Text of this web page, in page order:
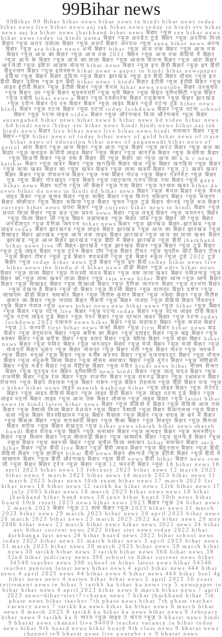
99Bihar news
99Bihar 99 Bihar bihar news bihar news in hindi bihar news today
bihar news live bihar news aaj tak bihar news today in hindi etv bihar
news aaj ka bihar news jharkhand bihar news बिहार न्यूस zee bihar news
bihar news today in hindi patna बिहार न्यूज़ अपडेट टुडे बिहार न्यूज़ अररिया जिला
बिहार न्यूज़ अमर उजाला बिहार न्यूज़ अलर्ट बिहार अपराध न्यूज़ apna bihar news अपना
बिहार न्यूज़ ara bihar news अभी बिहार bihar न्यूज़ आज तक बिहार न्यूज़ आज तक
बिहार न्यूज़ आज का बिहार न्यूज़ आज तक 2021 बिहार न्यूज़ आज तक वीडियो में बिहार
न्यूज़ आज के बिहार न्यूज़ आज का ताजा बिहार न्यूज़ आवास योजना बिहार न्यूज़ आरा बिहार
आरजेडी न्यूज़ इंदिरा आवास योजना bihar news बिहार न्यूज़ इन हिंदी बिहार न्यूज़ इन हिंदी
हिंदुस्तान बिहार न्यूज़ इलेक्शन bihar news e paper in hindi bihar newspaper
इंडिया न्यूज़ बिहार बिहार इंडिया न्यूज़ बिहार झारखंड न्यूज़ इन हिंदी बिहार मौसम न्यूज़ इन
हिंदी बिहार पुलिस न्यूज़ इन हिंदी bihar news i hindi बिहार ईटीवी न्यूज़ ईटीवी बिहार न्यूज़
लाइव ईटीवी बिहार न्यूज़ ईटीवी बिहार न्यूज़ चैनल bihar news youtube बिहार उपचुनाव
न्यूज़ बिहार उप न्यूज़ बिहार मुख्यमंत्री न्यूज़ यूपी बिहार न्यूज़ बिहार यूनिवर्सिटी न्यूज़ बिहार
न्यूज़ एबीपी bihar news a बिहार न्यूज़ एक्सप्रेस बिहार एजुकेशन न्यूज़ बिहार झारखंड
न्यूज़ एटिन बिहार ऐप एम बिहार बिहार न्यूज़ लाइव बिहार न्यूज़ पटना टुडे bihar news
hindi बिहार न्यूज़ पटना बिहार न्यूज़ पटना today lockdown बिहार न्यूज़ पटना school
बिहार न्यूज़ पटना लाइव video बिहार न्यूज़ औरंगाबाद जिला औरंगाबाद न्यूज़ बिहार
aurangabad bihar news bihar news h bihar news hd video bihar news
hd hindi news /bihar etv bihar news hindi hindi news bihar aaj tak
hindi news बिहार live bihar news live bihar news hindi समाचार बिहार न्यूज़
बिहार+न्यूज़ bihar news of today bihar news of gold bihar news of train
bihar news of education bihar news of anganwadi bihar news of
petrol आरा बिहार न्यूज़ आज बिहार न्यूज़ आरा न्यूज़ बिहार न्यूज़ करंट बिहार न्यूज़ कल का
बिहार न्यूज़ क्राइम केजीपी लाइव बिहार न्यूज़ बिहार न्यूज़ कांग्रेस बिहार न्यूज़ केसरिया बिहार
न्यूज़ किडनी बिहार न्यूज़ क्या है बिहार की न्यूज़ बिहार का न्यूज़ आज का k b c news
katihar बिहार न्यूज़ खबर बिहार न्यूज़ खगड़िया बिहार खेल न्यूज़ बिहार खगड़िया न्यूज़ बिहार
न्यूज़ ताजा खबर बिहार का न्यूज़ खबर बिहार न्यूज़ ताजा खबरी बिहार न्यूज़ 25 खबर खबर
बिहार बिहार न्यूज़ गोपालगंज बिहार न्यूज़ गया बिहार गोल्ड न्यूज़ बिहार गवर्नमेंट न्यूज़ बिहार
गुड न्यूज़ बिहार गोरखपुर न्यूज़ बिहार न्यूज़ व्हाट्सप्प ग्रुप लिंक गया बिहार न्यूज़ gaya
bihar news बिहार घटना न्यूज़ जी बिहार न्यूज़ गया बिहार न्यूज़ प्रभात खबर bihar da
news bihar da news in hindi dd bihar news बिहार न्यूज़ चैनल बिहार न्यूज़ चैनल
लाइव बिहार न्यूज़ चुनाव बिहार न्यूज़ चाहिए बिहार न्यूज़ चिराग पासवान बिहार न्यूज़ चंपारण
बिहार चौकीदार न्यूज़ बिहार चकिया न्यूज़ बिहार चुनाव न्यूज़ टुडे बिहार चेन्नई न्यूज़ चल बिहार
current bihar news छपरा बिहार न्यूज़ current bihar news in hindi बिहार न्यूज़
छपरा जिला बिहार न्यूज़ छठ पूजा छपरा news बिहार न्यूज़ जमुई बिहार न्यूज़ जयनगर बिहार
न्यूज़ जिला बिहार जी न्यूज़ बिहार जहानाबाद न्यूज़ बिहार जॉब न्यूज़ बिहार ज़ी न्यूज़ बिहार
जगदीशपुर न्यूज़ दैनिक जागरण bihar news बिहार न्यूज़ झारखंड बिहार-झारखंड न्यूज़
लाइव today बिहार झारखण्ड न्यूज़ लाइव बिहार झारखंड न्यूज़ आज का बिहार झारखंड न्यूज़
दिखाइए बिहार झारखंड न्यूज़ आज तक लाइव बिहार झारखंड न्यूज़ आज का ताजा खबर बिहार
झारखंड न्यूज़ आज बिहार झारखंड न्यूज़ हिंदी में बिहार झारखंड न्यूज़ हिंदी jharkhand
bihar news live जी बिहार-झारखंड न्यूज़ झारखंड बिहार न्यूज़ बिहार न्यूज़ टुडे बिहार
न्यूज़ टुडे लाइव बिहार न्यूज़ ट्रेन बिहार टॉप न्यूज़ बिहार टीचर न्यूज़ सुप्रीम कोर्ट बिहार टीचर
न्यूज़ बिहार टीचर न्यूज़ टुडे बिहार शराबबंदी न्यूज़ टुडे बिहार स्कूल न्यूज़ टुडे 2022 टुडे
बिहार न्यूज़ today bihar news टुडे बिहार न्यूज़ इन हिंदी today bihar news live
bihar news the hindu d d bihar news डीडी बिहार न्यूज़ ndtv bihar news
बिहार न्यूज़ ताजा बिहार न्यूज़ तेजस्वी यादव बिहार न्यूज़ तक ताजा खबर बिहार तमिलनाडु न्यूज़
बिहार का न्यूज़ ताजा खबर ताजा बिहार न्यूज़ taja news bihar बिहार थाना न्यूज़ थाना बिहार
बिहार न्यूज़ दिखाइए बिहार न्यूज़ दिखाओ बिहार न्यूज़ दैनिक जागरण बिहार न्यूज़ दरभंगा बिहार
न्यूज़ देखना है बिहार न्यूज़ दो बिहार न्यूज़ दिल्ली बिहार न्यूज़ दानापुर बिहार दर्शन न्यूज़
सासाराम डीडी बिहार समाचार बिहार न्यूज़ नीतीश कुमार बिहार न्यूज़ नवादा बिहार न्यूज़ नीतीश
कुमार का बिहार न्यूज़ नालंदा बिहार नौकरी न्यूज़ बिहार नालंदा न्यूज़ वीडियो बिहार नौबतपुर
न्यूज़ बिहार नेपाल न्यूज़ news bihar news new bihar news न्यूज़ bihar न्यूज़ बिहार
न्यूज़ बिहार न्यूज़ पटना live बिहार न्यूज़ पटना today बिहार न्यूज़ पटना लाइव टीवी बिहार
न्यूज़ पटना लाइव टुडे बिहार न्यूज़ पेपर बिहार न्यूज़ प्रभात खबर बिहार न्यूज़ पटना today
lockdown 2022 पंचायत news bihar बिहार न्यूज़ फटाफट बिहार न्यूज़ फसल बिहार
न्यूज़ 25 फरवरी first bihar news फर्स्ट बिहार न्यूज़ first बिहार bihar news बाढ़
बिहार न्यूज़ बेगूसराय बिहार न्यूज़ बारिश का बिहार न्यूज़ बताइए बिहार न्यूज़ बाढ़ बिहार न्यूज़
बक्सर बिहार न्यूज़ बारिश बिहार न्यूज़ बताएं बिहार न्यूज़ बेतिया बिहार न्यूज़ बांका बिहार bihar
news बिहार न्यूज़ भेजिए बिहार न्यूज़ भागलपुर बिहार न्यूज़ भेजें बिहार न्यूज़ भेजो बिहार न्यूज़
भोजपुरी बिहार भूकंप न्यूज़ बिहार भोजपुर न्यूज़ बिहार भर्ती न्यूज़ बिहार भारत न्यूज़ भास्कर
न्यूज़ बिहार भभुआ न्यूज़ बिहार न्यूज़ मनीष कश्यप बिहार न्यूज़ मुजफ्फरपुर बिहार न्यूज़ मौसम
बिहार न्यूज़ मधुबनी जिला बिहार न्यूज़ मौसम समाचार बिहार न्यूज़ मुंगेर बिहार न्यूज़ मोतिहारी
बिहार न्यूज़ मर्डर बिहार न्यूज़ मैट्रिक बिहार न्यूज़ मंदिर hindi news bihar मौसम विभाग
बिहार न्यूज़ यूट्यूब पर बिहार यूनिवर्सिटी news hindi बिहार न्यूज़ लालू यादव बिहार न्यूज़
राजनीति बिहार न्यूज़ रेल बिहार न्यूज़ राजगीर बिहार न्यूज़ रामगढ़ बिहार न्यूज़ रक्षाबंधन बिहार
रोजगार न्यूज़ बिहार रोहतास न्यूज़ बिहार राशन न्यूज़ बिहार रोहतास न्यूज़ हिंदी बिहार राज न्यूज़
r bihar bihar news लाइव manish kashyap bihar न्यूज़ लाइव बिहार न्यूज़ लेटेस्ट
बिहार न्यूज़ लाइव वीडियो बिहार न्यूज़ लाइव हिंदी बिहार न्यूज़ लाइव पटना टुडे बिहार न्यूज़
लाइव पटना बिहार लाइव न्यूज़ आज तक बिहार लोकल न्यूज़ लाइव बिहार न्यूज़ latest bihar
news in hindi latest bihar news बिहार न्यूज़ वीडियो में बिहार न्यूज़ वीडियो आज तक
बिहार न्यूज़ वैशाली जिला बिहार वेअथेर न्यूज़ बिहार वैशाली न्यूज़ बिहार विधानसभा न्यूज़ बिहार
वाला न्यूज़ बिहार विश्वविद्यालय न्यूज़ बिहार विकास न्यूज़ बिहार न्यूज़ शराब के बारे में बिहार
न्यूज़ शिक्षक बिहार न्यूज़ शराबबंदी बिहार न्यूज़ शिक्षा बिहार न्यूज़ शाहपुर बिहार न्यूज़ शिमला
बिहार शरीफ न्यूज़ बिहार शेखपुरा न्यूज़ bihar news sharab bihar news sharab
bandi बिहार शराब न्यूज़ बिहार न्यूज़ समाचार बिहार न्यूज़ सुनाइए बिहार न्यूज़ समस्तीपुर
बिहार न्यूज़ सिवान बिहार न्यूज़ सीतामढ़ी बिहार न्यूज़ सासाराम बिहार न्यूज़ सुनना है बिहार न्यूज़
स्कूल बिहार न्यूज़ सहरसा बिहार न्यूज़ सुपौल जिला समाचार bihar समाचार बिहार sach
bihar बिहार न्यूज़ हिंदी live बिहार न्यूज़ हिंदी लाइव बिहार न्यूज़ हिंदुस्तान बिहार न्यूज़ हिंदी
वीडियो बिहार न्यूज़ हाजीपुर bihar हिंदी news बिहार होमगार्ड न्यूज़ ईटीवी बिहार न्यूज़ हिंदी में
सासाराम बिहार न्यूज़ हिंदी औरंगाबाद बिहार न्यूज़ हिंदी news हिंदी bihar बिहार news.com
जी न्यूज बिहार बिहार ट्रेन न्यूज़ बिहार न्यूज़ 12 फरवरी बिहार न्यूज़ 18 bihar news 18
april 2023 bihar news 13 february 2023 bihar news 12 march 2023
bihar news 1 march 2023 bihar news 14 march 2023 bihar news 11
march 2023 bihar news 10th exam bihar news 17 march 2023 1st
bihar news 18 bihar news 12 tarikh ka bihar news 12th bihar news 17
july 2005 bihar news 18 march 2023 bihar news news 18 bihar
jharkhand bihar band news 18 june bihar board 10th news bihar
board 10th result 2023 news bihar news 2023 बिहार न्यूज़ 24 bihar news
2 march 2023 बिहार न्यूज़ 23 मार्च बिहार न्यूज़ 2023 bihar news 21 march
2023 bihar news 29 march 2023 bihar news 20 april 2023 bihar news
20 march 2023 bihar news 23 march 2023 2022 ka bihar news 29 may
2006 bihar news 23 march bihar news bihar news 2022 news 24 bihar
asv bihar current news 2022 bihar stet news today 2022 bihar
darbhanga fast news 24 bihar board news 2022 bihar school news
today 2022 bihar news 31 march bihar news 3 april 2023 bihar news
31 march 2023 bihar news 30 march 2023 bihar news 30 march bihar
news 30 tarikh bihar news 3 tarikh bihar news 360 bihar news 38
32nd bihar judiciary news 390 school in bihar current news bihar
34540 teacher news 390 school in bihar latest news bihar 34540
teacher pension latest news bihar news 4 april bihar news 444 bihar
news 4 april 2023 news 44 bihar news 4 bihar news 444 bihar bsnl 4g
bihar news news 4 nation bihar bihar news 5 april 2023 50 years
retirement news in bihar 5 tarikh ka bihar ka news top 5 newspaper in
bihar bihar news 6 april 2023 bihar news 6 march bihar news 7 april
2023 news+bihar+stet+7+charan news 7 bihar jharkhand bihar 7th
phase news bihar teacher 7th phase news bihar 7th phase teacher
vacancy news 7 tarikh ka news bihar ka bihar news 8 march bihar
news 8 march 2023 8 tarikh ka bihar ka news bihar news 9 february
bihar news 9 tarikh ka 9 भारत न्यूज़ लाइव 9 भारत न्यूज़ 9 bharat news hindi
9 bharat news channel live 94000 teacher vacancy in bihar today
news bihar 9th board news bihar board 9th class news 9 bharat news
channel tv9 bharat news live youtube t v 9 bharat news